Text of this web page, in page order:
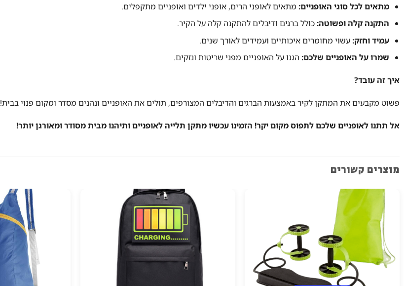
מתאים לכל סוגי האופניים:מתאים לאופני הרים, אופני ילדים ואופניים מתקפלים.
התקנה קלה ופשוטה:כולל ברגים ודיבלים להתקנה קלה על הקיר.
עמיד וחזק:עשוי מחומרים איכותיים ועמידים לאורך שנים.
שמרו על האופניים שלכם:הגנו על האופניים מפני שריטות ונזקים.
איך זה עובד?
פשוט מקבעים את המתקן לקיר באמצעות הברגים והדיבלים המצורפים, תולים את האופניים ונהנים מסדר ומקום פנוי בבית!
אל תתנו לאופניים שלכם לתפוס מקום יקר! הזמינו עכשיו מתקן תלייה לאופניים ותיהנו מבית מסודר ומאורגן יותר!
מוצרים קשורים